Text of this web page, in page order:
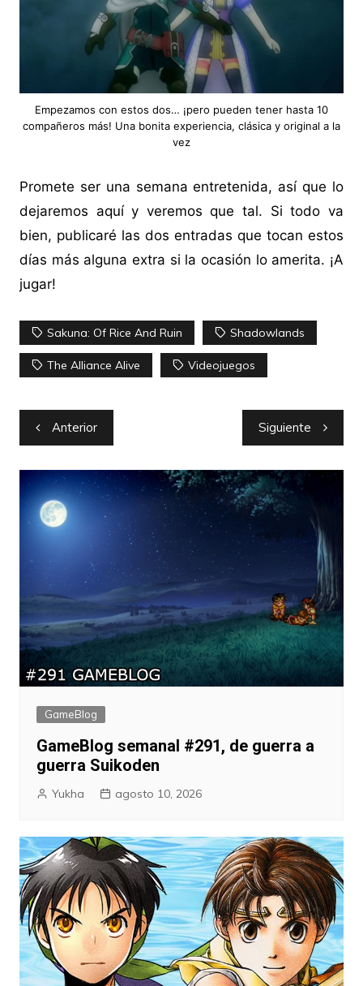
Empezamos con estos dos… ¡pero pueden tener hasta 10
compañeros más! Una bonita experiencia, clásica y original a la
vez
Promete ser una semana entretenida, así que lo
dejaremos aquí y veremos que tal. Si todo va
bien, publicaré las dos entradas que tocan estos
días más alguna extra si la ocasión lo amerita. ¡A
jugar!
Sakuna: Of Rice And Ruin Shadowlands
The Alliance Alive Videojuegos
Navegación
de
entradas
Anterior Siguiente
GameBlog
GameBlog semanal #291, de guerra a
guerra Suikoden
Yukha agosto 10, 2026